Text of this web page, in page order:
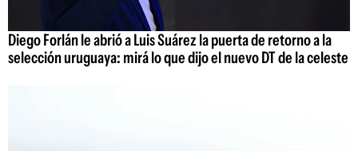
Diego Forlán le abrió a Luis Suárez la puerta de retorno a la
selección uruguaya: mirá lo que dijo el nuevo DT de la celeste